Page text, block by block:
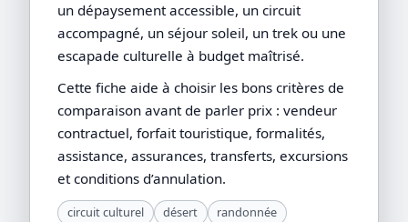
un dépaysement accessible, un circuit
accompagné, un séjour soleil, un trek ou une
escapade culturelle à budget maîtrisé.
Cette fiche aide à choisir les bons critères de
comparaison avant de parler prix : vendeur
contractuel, forfait touristique, formalités,
assistance, assurances, transferts, excursions
et conditions d’annulation.
circuit culturel désert
randonnée